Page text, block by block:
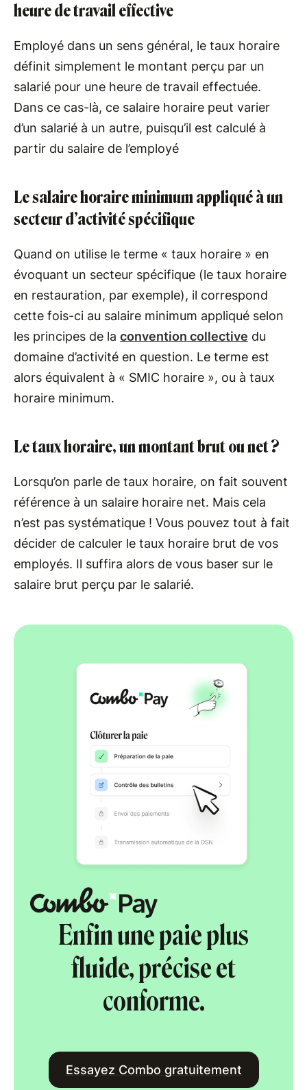
heure de travail effective
Employé dans un sens général, le taux horaire
définit simplement le montant perçu par un
salarié pour une heure de travail effectuée.
Dans ce cas-là, ce salaire horaire peut varier
d’un salarié à un autre, puisqu’il est calculé à
partir du salaire de l’employé
Le salaire horaire minimum appliqué à un
secteur d’activité spécifique
Quand on utilise le terme « taux horaire » en
évoquant un secteur spécifique (le taux horaire
en restauration, par exemple), il correspond
cette fois-ci au salaire minimum appliqué selon
les principes de la convention collective du
domaine d’activité en question. Le terme est
alors équivalent à « SMIC horaire », ou à taux
horaire minimum.
Le taux horaire, un montant brut ou net ?
Lorsqu’on parle de taux horaire, on fait souvent
référence à un salaire horaire net. Mais cela
n’est pas systématique ! Vous pouvez tout à fait
décider de calculer le taux horaire brut de vos
employés. Il suffira alors de vous baser sur le
salaire brut perçu par le salarié.
Enfin une paie plus
fluide, précise et
conforme.
Essayez Combo gratuitement